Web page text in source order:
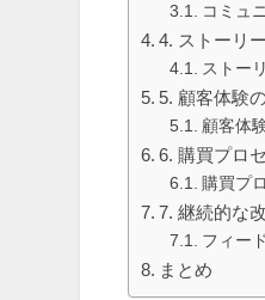
コミュ
4. ストーリ
ストー
5. 顧客体験
顧客体
6. 購買プロ
購買プ
7. 継続的な
フィー
まとめ